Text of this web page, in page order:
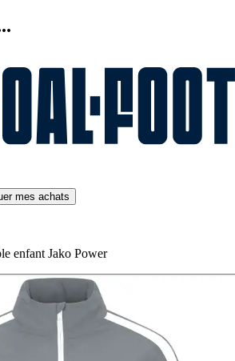
mes achats
enfant Jako Power